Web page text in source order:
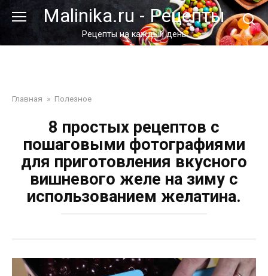
Перейти
контенту
Malinika.ru - Рецепты
Рецепты на каждый день
Главная » Полезное
8 простых рецептов с
пошаговыми фотографиями
для приготовления вкусного
вишневого желе на зиму с
использованием желатина.